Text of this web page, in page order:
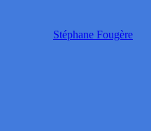
Stéphane Fougère